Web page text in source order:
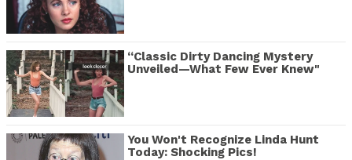
“Classic Dirty Dancing Mystery
Unveiled—What Few Ever Knew"
You Won't Recognize Linda Hunt
Today: Shocking Pics!